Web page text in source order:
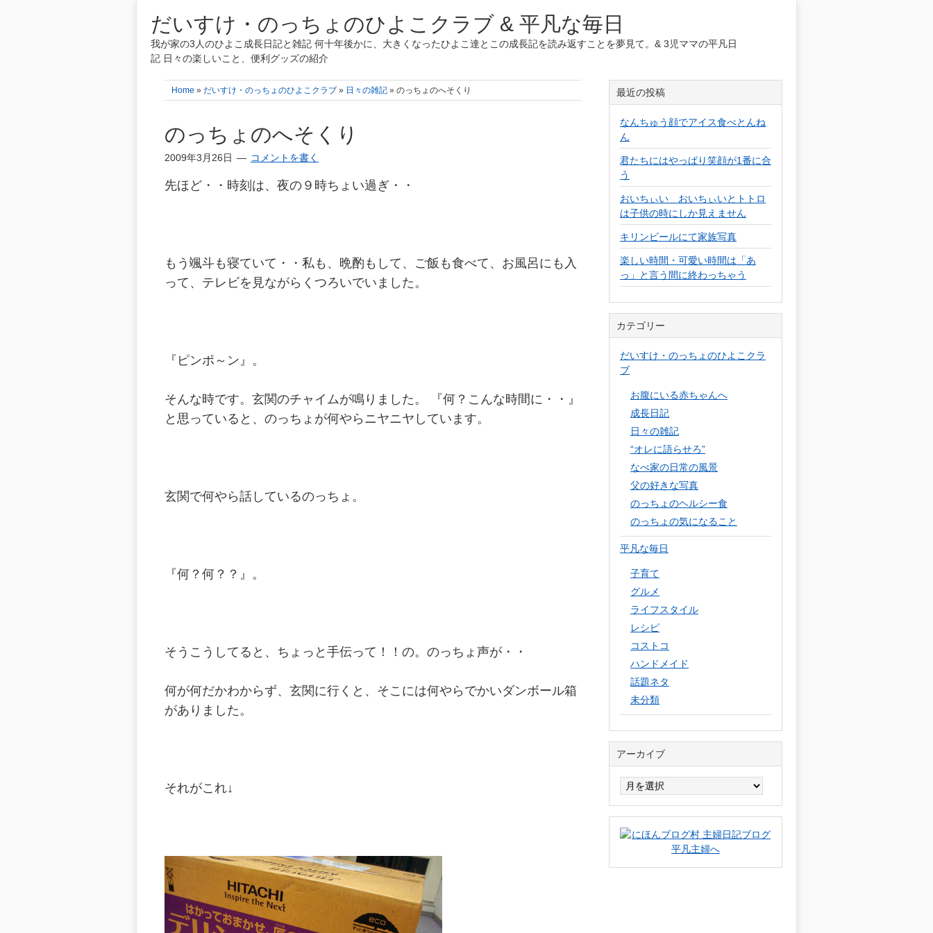
だいすけ・のっちょのひよこクラブ & 平凡な毎日
我が家の3人のひよこ成長日記と雑記 何十年後かに、大きくなったひよこ達とこの成長記を読み返すことを夢見て。& 3児ママの平凡日
記 日々の楽しいこと、便利グッズの紹介
Home » だいすけ・のっちょのひよこクラブ » 日々の雑記 » のっちょのへそくり
のっちょのへそくり
2009年3月26日 コメントを書く
先ほど・・時刻は、夜の９時ちょい過ぎ・・
もう颯斗も寝ていて・・私も、晩酌もして、ご飯も食べて、お風呂にも入
って、テレビを見ながらくつろいでいました。
『ピンポ～ン』。
そんな時です。玄関のチャイムが鳴りました。 『何？こんな時間に・・』
と思っていると、のっちょが何やらニヤニヤしています。
玄関で何やら話しているのっちょ。
『何？何？？』。
そうこうしてると、ちょっと手伝って！！の。のっちょ声が・・
何が何だかわからず、玄関に行くと、そこには何やらでかいダンボール箱
がありました。
それがこれ↓
最近の投稿
なんちゅう顔でアイス食べとんね
ん
君たちにはやっぱり笑顔が1番に合
う
おいちぃい おいちぃいとトトロ
は子供の時にしか見えません
キリンビールにて家族写真
楽しい時間・可愛い時間は「あ
っ」と言う間に終わっちゃう
カテゴリー
だいすけ・のっちょのひよこクラ
ブ
お腹にいる赤ちゃんへ
成長日記
日々の雑記
“オレに語らせろ”
なべ家の日常の風景
父の好きな写真
のっちょのヘルシー食
のっちょの気になること
平凡な毎日
子育て
グルメ
ライフスタイル
レシピ
コストコ
ハンドメイド
話題ネタ
未分類
アーカイブ
イ